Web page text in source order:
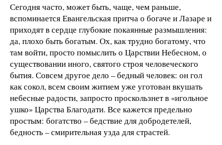
Сегодня часто, может быть, чаще, чем раньше,
вспоминается Евангельская притча о богаче и Лазаре и
приходят в сердце глубокие покаянные размышления:
да, плохо быть богатым. Ох, как трудно богатому, что
там войти, просто помыслить о Царствии Небесном, о
существовании иного, святого строя человеческого
бытия. Совсем другое дело – бедный человек: он гол
как сокол, всем своим житием уже уготован вкушать
небесные радости, запросто проскользнет в «игольное
ушко» Царства Благодати. Все кажется предельно
простым: богатство – бедствие для добродетелей,
бедность – смирительная узда для страстей.